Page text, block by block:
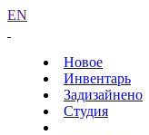
EN
Новое
Инвентарь
Задизайнено
Студия